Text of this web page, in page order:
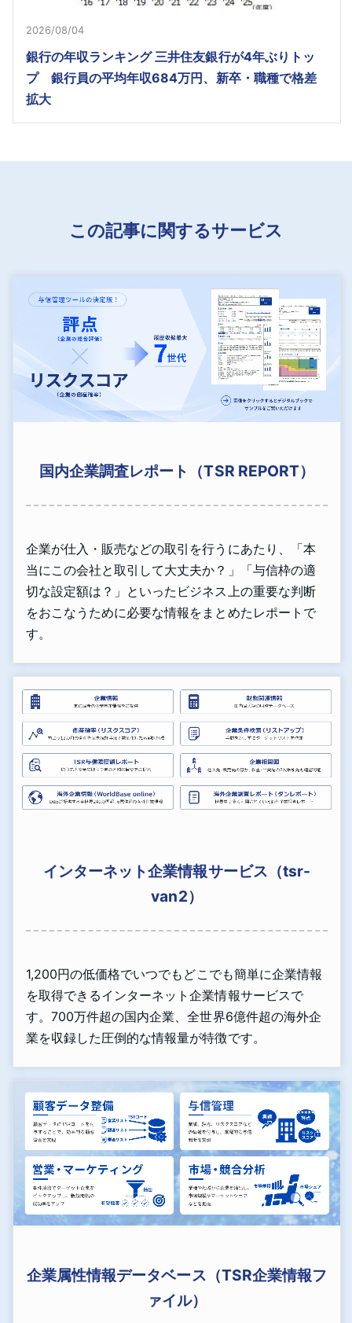
2026/08/04
銀行の年収ランキング 三井住友銀行が4年ぶりトッ
プ 銀行員の平均年収684万円、新卒・職種で格差
拡大
この記事に関するサービス
国内企業調査レポート（TSR REPORT）
企業が仕入・販売などの取引を行うにあたり、「本
当にこの会社と取引して大丈夫か？」「与信枠の適
切な設定額は？」といったビジネス上の重要な判断
をおこなうために必要な情報をまとめたレポートで
す。
インターネット企業情報サービス（tsr-
van2）
1,200円の低価格でいつでもどこでも簡単に企業情報
を取得できるインターネット企業情報サービスで
す。700万件超の国内企業、全世界6億件超の海外企
業を収録した圧倒的な情報量が特徴です。
企業属性情報データベース（TSR企業情報フ
ァイル）